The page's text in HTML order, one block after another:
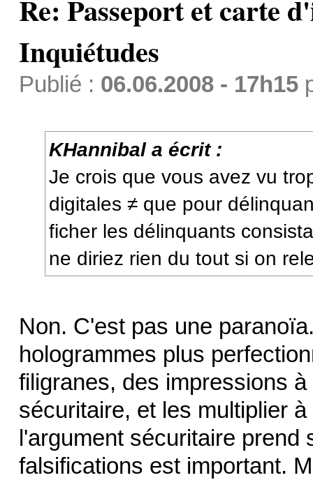
Re: Passeport et carte
Inquiétudes
Publié : 06.06.2008 - 17h15
KHannibal a écrit :
Je crois que vous avez vu
digitales ≠ que pour
ficher les délinquants
ne diriez rien du tout si on
Non. C'est pas une
hologrammes plus
filigranes, des impressions
sécuritaire, et les multiplier
l'argument sécuritaire
falsifications est important.